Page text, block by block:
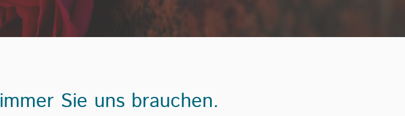
Sie uns brauchen.